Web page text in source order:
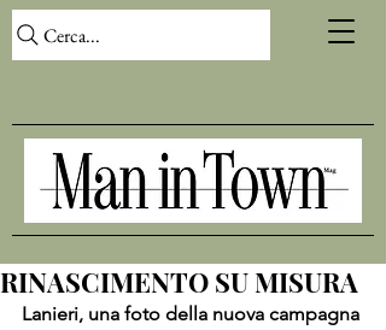
Cerca...
RINASCIMENTO SU MISURA
Lanieri, una foto della nuova campagna